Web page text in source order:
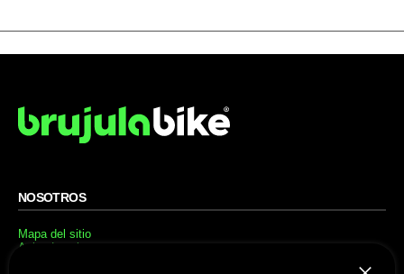
NOSOTROS
Mapa del sitio
Aviso Legal